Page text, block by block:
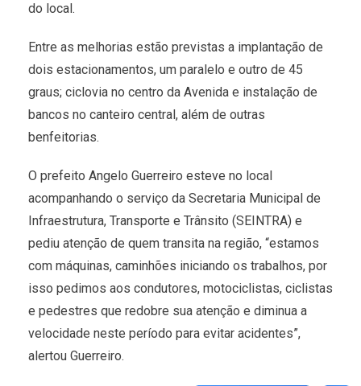
do local.
Entre as melhorias estão previstas a implantação de
dois estacionamentos, um paralelo e outro de 45
graus; ciclovia no centro da Avenida e instalação de
bancos no canteiro central, além de outras
benfeitorias.
O prefeito Angelo Guerreiro esteve no local
acompanhando o serviço da Secretaria Municipal de
Infraestrutura, Transporte e Trânsito (SEINTRA) e
pediu atenção de quem transita na região, “estamos
com máquinas, caminhões iniciando os trabalhos, por
isso pedimos aos condutores, motociclistas, ciclistas
e pedestres que redobre sua atenção e diminua a
velocidade neste período para evitar acidentes”,
alertou Guerreiro.